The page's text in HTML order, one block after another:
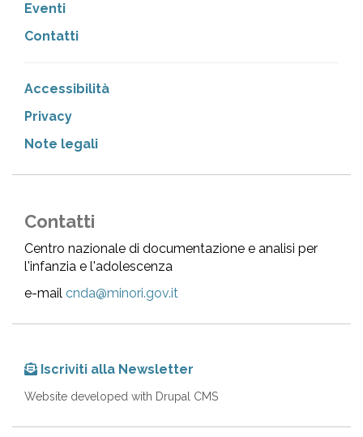
Eventi
Contatti
Accessibilità
Privacy
Note legali
Contatti
Centro nazionale di documentazione e analisi per
l'infanzia e l'adolescenza
e-mail cnda@minori.gov.it
Iscriviti alla Newsletter
Website developed with Drupal CMS